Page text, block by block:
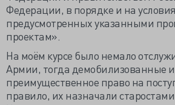
Федерации, в порядке и на
предусмотренных указанными
проектам».
На моём курсе было немало
Армии, тогда демобилизованные
преимущественное право на
правило, их назначали старостами